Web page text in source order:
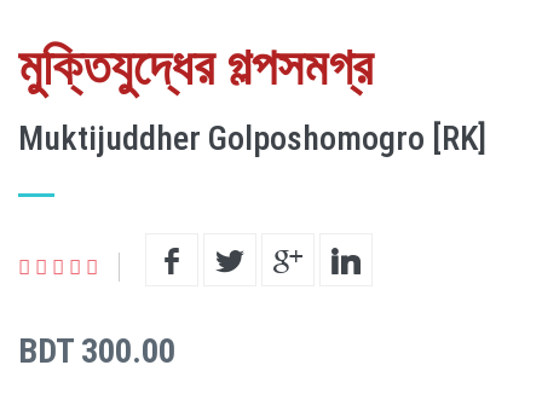
মুক্তিযুদ্ধের গল্পসমগ্র
Muktijuddher Golposhomogro [RK]
BDT 300.00